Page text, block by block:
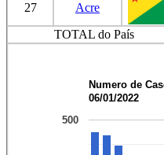
27 Acre
TOTAL do País
Numero de
06/01/2022
500